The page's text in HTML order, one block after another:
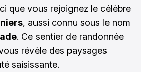
que vous rejoignez le célèbre
, aussi connu sous le nom
. Ce sentier de randonnée
révèle des paysages
saisissante.